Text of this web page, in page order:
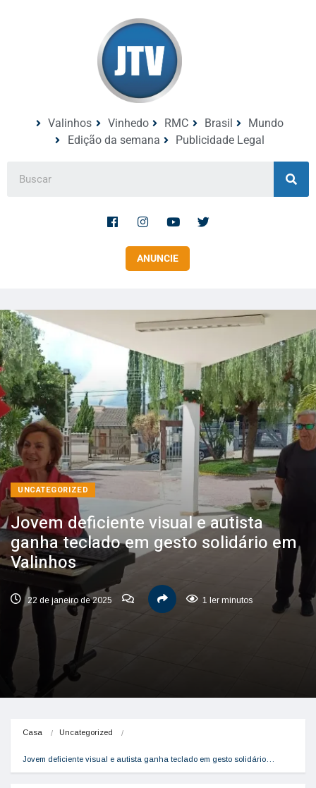
Valinhos Vinhedo RMC Brasil
Mundo
Edição da semana
Publicidade Legal
ANUNCIE
UNCATEGORIZED
Jovem deficiente visual e autista
ganha teclado em gesto solidário em
Valinhos
22 de janeiro de 2025 1 ler minutos
Casa Uncategorized
Jovem deficiente visual e autista ganha teclado em gesto solidário…